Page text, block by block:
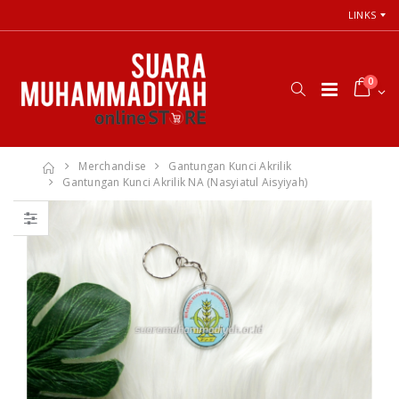
LINKS
0
Merchandise
Gantungan Kunci Akrilik
Gantungan Kunci Akrilik NA (Nasyiatul Aisyiyah)
Himpunan
Putusan Tarjih
Muhammadiyah
Rp. 31.000
Himpunan
66 Jalan Menuju
Luka, Cinta, dan
Kehidupan
Sehari-hari